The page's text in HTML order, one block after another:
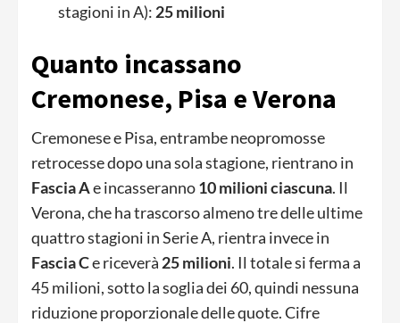
stagioni in A): 25 milioni
Quanto incassano
Cremonese, Pisa e Verona
Cremonese e Pisa, entrambe neopromosse
retrocesse dopo una sola stagione, rientrano in
Fascia Ae incasseranno10 milioni ciascuna. Il
Verona, che ha trascorso almeno tre delle ultime
quattro stagioni in Serie A, rientra invece in
Fascia Ce riceverà 25 milioni. Il totale si ferma a
45 milioni, sotto la soglia dei 60, quindi nessuna
riduzione proporzionale delle quote. Cifre